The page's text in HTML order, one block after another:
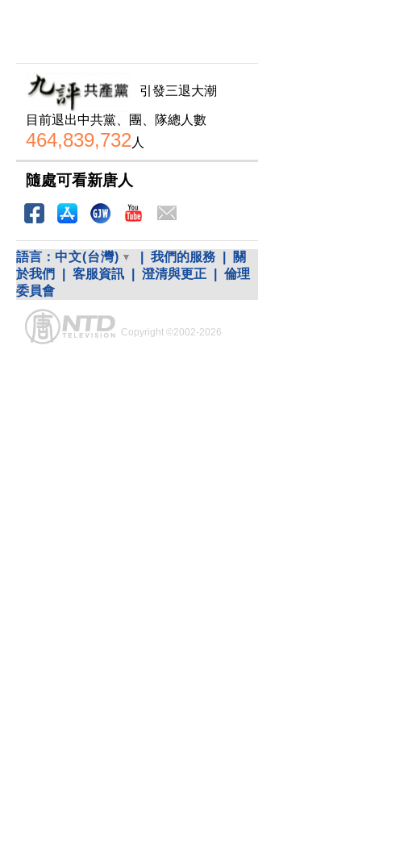
引發三退大潮
目前退出中共黨、團、隊總人數
464,839,732 人
隨處可看新唐人
語言： 中文(台灣) 我們的服務
關
於我們
客服資訊 澄清與更正
倫理
委員會
Copyright ©2002-2026